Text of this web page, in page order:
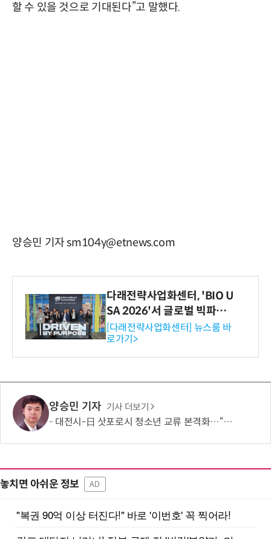
할 수 있을 것으로 기대된다”고 말했다.
양승민 기자 sm104y@etnews.com
다래전략사업화센터, 'BIO U
SA 2026'서 글로벌 빅파마
와의 비즈니스 미팅 지원…K
-바이오 해외 진출 교두보 확
보
[다래전략사업화센터] 뉴스룸 바
로가기>
양승민 기자 기사 더보기
대전시-日 삿포로시 청소년 교류 본격화…“미래세대가 잇는 도시외교”
놓치면 아쉬운 정보 AD